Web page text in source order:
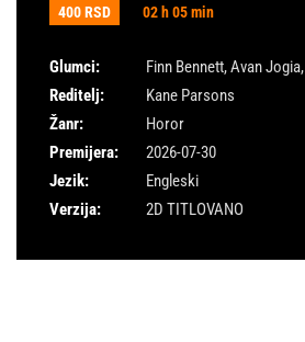
400 RSD 02 h 05 min
Glumci: Finn Bennett,Avan Jogia,
Reditelj:
Kane Parsons
Žanr:
Horor
Premijera:
2026-07-30
Jezik:
Engleski
Verzija:
2D TITLOVANO